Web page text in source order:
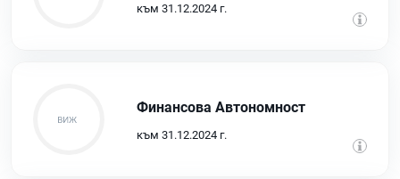
към 31.12.2024 г.
Финансова Автономност
към 31.12.2024 г.